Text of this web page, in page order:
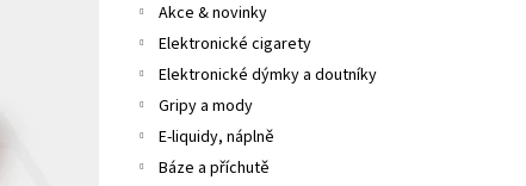
Akce & novinky
Elektronické cigarety
Elektronické dýmky a doutníky
Gripy a mody
E-liquidy, náplně
Báze a příchutě